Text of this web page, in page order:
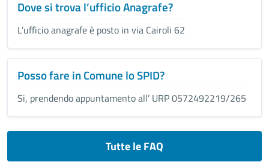
Dove si trova l’ufficio Anagrafe?
L’ufficio anagrafe è posto in via Cairoli 62
Posso fare in Comune lo SPID?
Si, prendendo appuntamento all’ URP 0572492219/265
Tutte le FAQ